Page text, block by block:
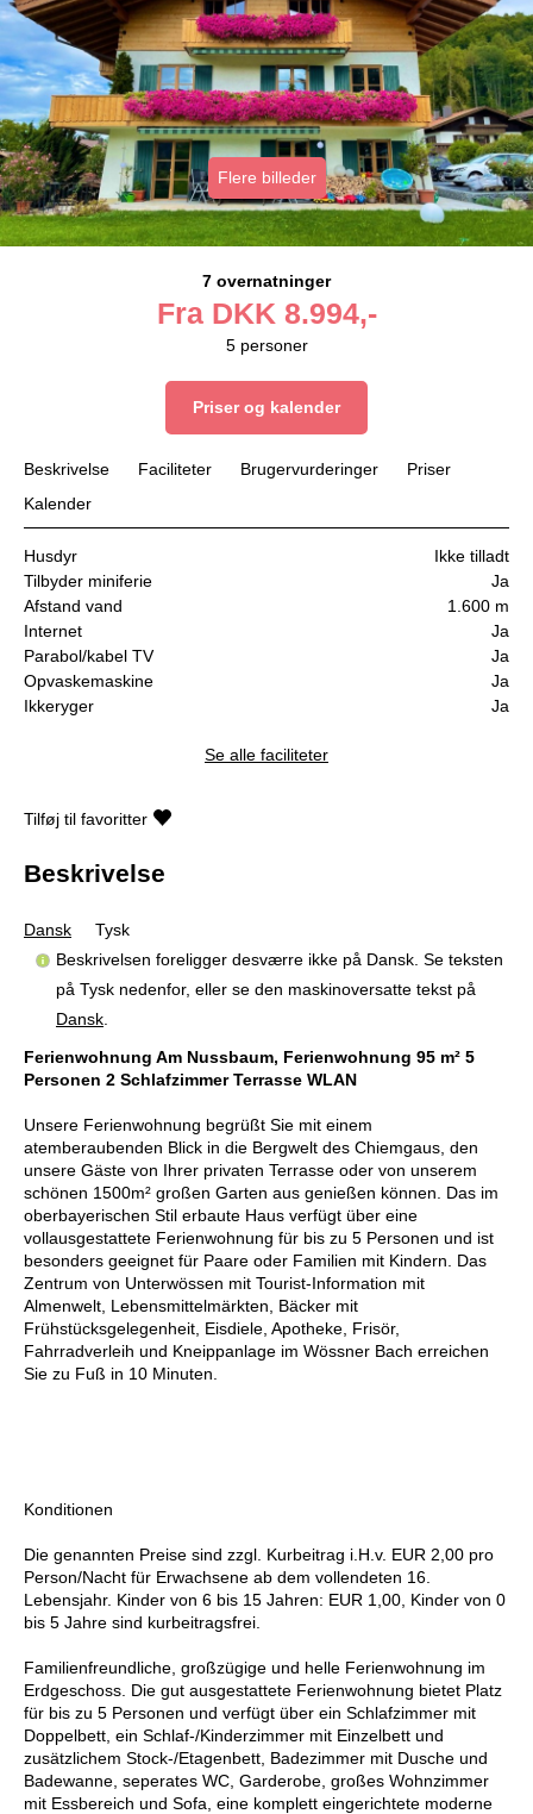
Flere billeder
7 overnatninger
Fra DKK 8.994,-
5 personer
Priser og kalender
Beskrivelse Faciliteter Brugervurderinger
Priser
Kalender
Husdyr
Ikke tilladt
Tilbyder miniferie
Ja
Afstand vand
1.600 m
Internet
Ja
Parabol/kabel TV
Ja
Opvaskemaskine
Ja
Ikkeryger
Ja
Se alle faciliteter
Tilføj til favoritter
Beskrivelse
Dansk
Tysk
Beskrivelsen foreligger desværre ikke på Dansk. Se teksten
på Tysk nedenfor, eller se den maskinoversatte tekst på
Dansk
Ferienwohnung Am Nussbaum, Ferienwohnung 95 m² 5
Personen 2 Schlafzimmer Terrasse WLAN
Unsere Ferienwohnung begrüßt Sie mit einem
atemberaubenden Blick in die Bergwelt des Chiemgaus, den
unsere Gäste von Ihrer privaten Terrasse oder von unserem
schönen 1500m² großen Garten aus genießen können. Das im
oberbayerischen Stil erbaute Haus verfügt über eine
vollausgestattete Ferienwohnung für bis zu 5 Personen und ist
besonders geeignet für Paare oder Familien mit Kindern. Das
Zentrum von Unterwössen mit Tourist-Information mit
Almenwelt, Lebensmittelmärkten, Bäcker mit
Frühstücksgelegenheit, Eisdiele, Apotheke, Frisör,
Fahrradverleih und Kneippanlage im Wössner Bach erreichen
Sie zu Fuß in 10 Minuten.
Konditionen
Die genannten Preise sind zzgl. Kurbeitrag i.H.v. EUR 2,00 pro
Person/Nacht für Erwachsene ab dem vollendeten 16.
Lebensjahr. Kinder von 6 bis 15 Jahren: EUR 1,00, Kinder von 0
bis 5 Jahre sind kurbeitragsfrei.
Familienfreundliche, großzügige und helle Ferienwohnung im
Erdgeschoss. Die gut ausgestattete Ferienwohnung bietet Platz
für bis zu 5 Personen und verfügt über ein Schlafzimmer mit
Doppelbett, ein Schlaf-/Kinderzimmer mit Einzelbett und
zusätzlichem Stock-/Etagenbett, Badezimmer mit Dusche und
Badewanne, seperates WC, Garderobe, großes Wohnzimmer
mit Essbereich und Sofa, eine komplett eingerichtete moderne